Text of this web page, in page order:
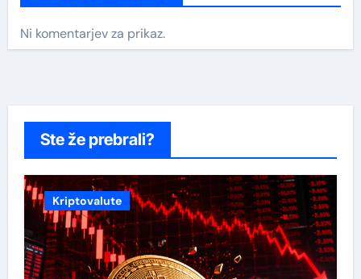
Ni komentarjev za prikaz.
Ste že prebrali?
Kriptovalute